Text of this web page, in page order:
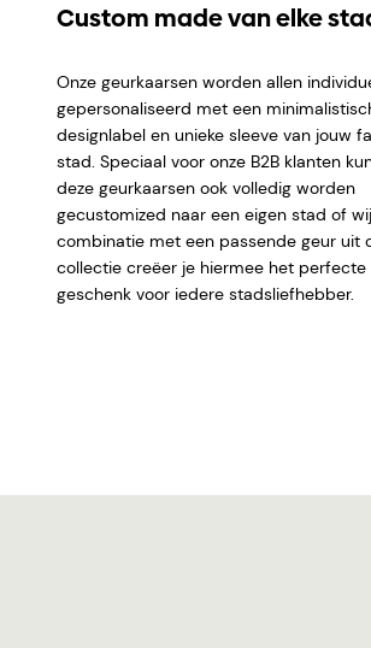
Custom made van elke
Onze geurkaarsen worden allen
gepersonaliseerd met een
designlabel en unieke sleeve van jouw
stad. Speciaal voor onze B2B klanten
deze geurkaarsen ook volledig worden
gecustomized naar een eigen stad of
combinatie met een passende geur uit
collectie creëer je hiermee het perfecte
geschenk voor iedere stadsliefhebber.